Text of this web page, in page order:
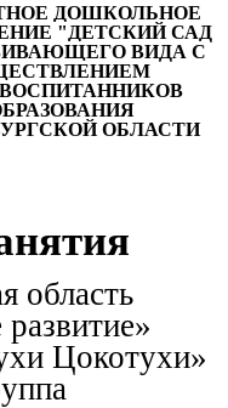
ДОШКОЛЬНОЕ
"ДЕТСКИЙ САД
ВИДА С
ОБЛАСТИ
область
Цокотухи»